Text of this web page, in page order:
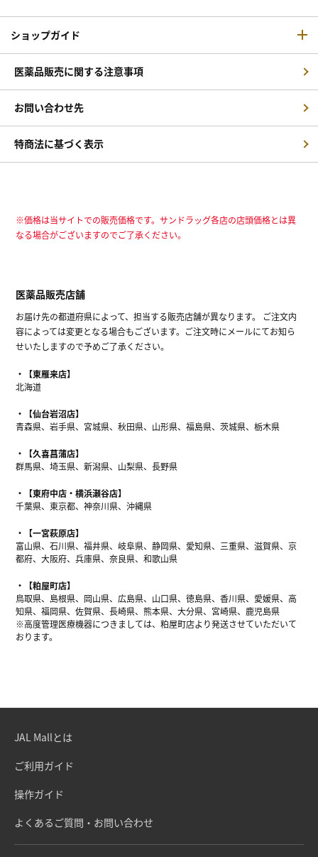
ショップガイド
医薬品販売に関する注意事項
お問い合わせ先
特商法に基づく表示
※価格は当サイトでの販売価格です。サンドラッグ各店の店頭価格とは異
なる場合がございますのでご了承ください。
医薬品販売店舗
お届け先の都道府県によって、担当する販売店舗が異なります。 ご注文内
容によっては変更となる場合もございます。ご注文時にメールにてお知ら
せいたしますので予めご了承ください。
【東雁来店】
北海道
【仙台岩沼店】
青森県、岩手県、宮城県、秋田県、山形県、福島県、茨城県、栃木県
【久喜菖蒲店】
群馬県、埼玉県、新潟県、山梨県、長野県
【東府中店・横浜瀬谷店】
千葉県、東京都、神奈川県、沖縄県
【一宮萩原店】
富山県、石川県、福井県、岐阜県、静岡県、愛知県、三重県、滋賀県、京
都府、大阪府、兵庫県、奈良県、和歌山県
【粕屋町店】
鳥取県、島根県、岡山県、広島県、山口県、徳島県、香川県、愛媛県、高
知県、福岡県、佐賀県、長崎県、熊本県、大分県、宮崎県、鹿児島県
※高度管理医療機器につきましては、粕屋町店より発送させていただいて
おります。
JAL Mallとは
ご利用ガイド
操作ガイド
よくあるご質問・お問い合わせ